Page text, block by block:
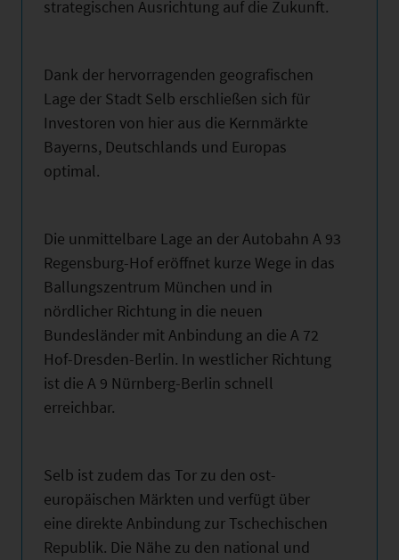
strategischen Ausrichtung auf die Zukunft.
Dank der hervorragenden geografischen
Lage der Stadt Selb erschließen sich für
Investoren von hier aus die Kernmärkte
Bayerns, Deutschlands und Europas
optimal.
Die unmittelbare Lage an der Autobahn A 93
Regensburg-Hof eröffnet kurze Wege in das
Ballungszentrum München und in
nördlicher Richtung in die neuen
Bundesländer mit Anbindung an die A 72
Hof-Dresden-Berlin. In westlicher Richtung
ist die A 9 Nürnberg-Berlin schnell
erreichbar.
Selb ist zudem das Tor zu den ost-
europäischen Märkten und verfügt über
eine direkte Anbindung zur Tschechischen
Republik. Die Nähe zu den national und